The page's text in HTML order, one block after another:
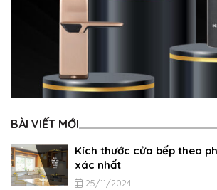
BÀI VIẾT MỚI
Kích thước cửa bếp theo
xác nhất
25/11/2024